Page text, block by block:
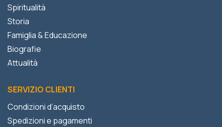
Spiritualità
Storia
Famiglia & Educazione
Biografie
Attualità
SERVIZIO CLIENTI
Condizioni d’acquisto
Spedizioni e pagamenti